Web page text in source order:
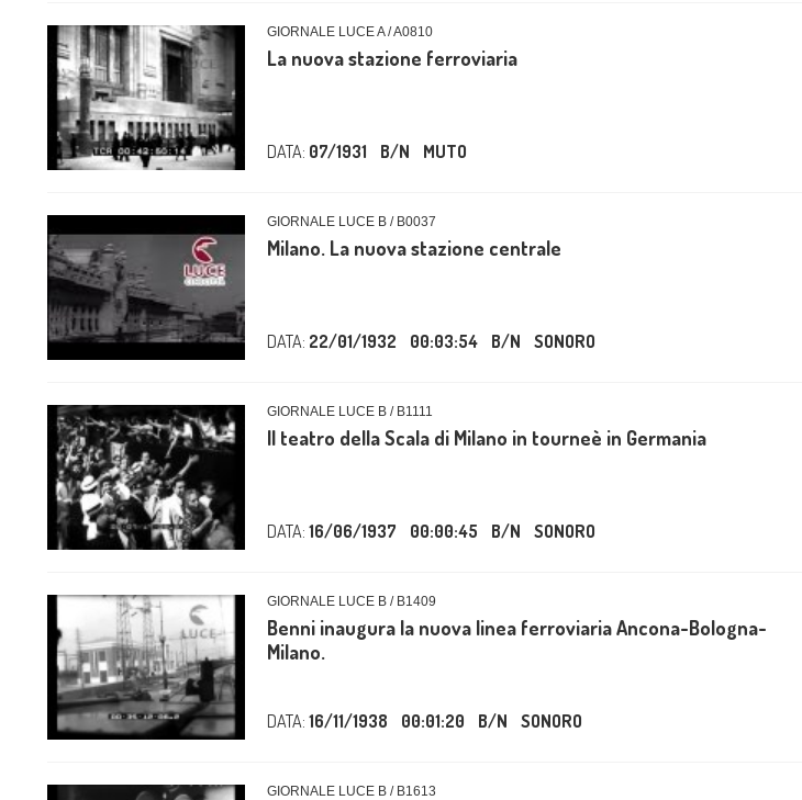
GIORNALE LUCE A / A0810
La nuova stazione ferroviaria
DATA: 07/1931 B/N MUTO
GIORNALE LUCE B / B0037
Milano. La nuova stazione centrale
DATA: 22/01/1932 00:03:54 B/N SONORO
GIORNALE LUCE B / B1111
Il teatro della Scala di Milano in tourneè in Germania
DATA: 16/06/1937 00:00:45 B/N SONORO
GIORNALE LUCE B / B1409
Benni inaugura la nuova linea ferroviaria Ancona-Bologna-
Milano.
DATA: 16/11/1938 00:01:20 B/N SONORO
GIORNALE LUCE B / B1613